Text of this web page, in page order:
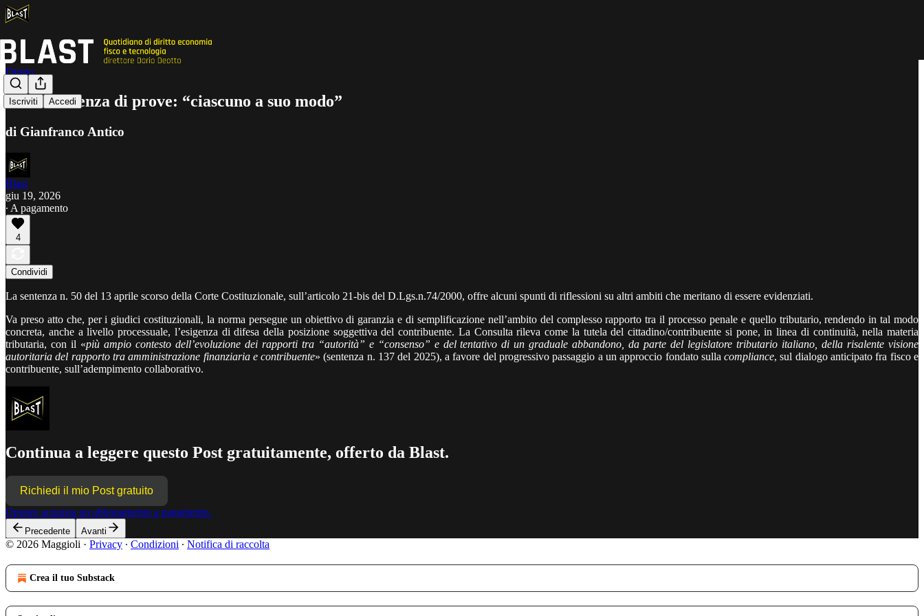
Iscriviti Accedi
Diritto
L’insufficienza di prove: “ciascuno a suo modo”
di Gianfranco Antico
Blast
giu 19, 2026
∙ A pagamento
4
Condividi
La sentenza n. 50 del 13 aprile scorso della Corte Costituzionale, sull’articolo 21-bis del D.Lgs.n.74/2000, offre alcuni spunti di riflessioni su altri ambiti che meritano di essere evidenziati.
Va preso atto che, per i giudici costituzionali, la norma persegue un obiettivo di garanzia e di semplificazione nell’ambito del complesso rapporto tra il processo penale e quello tributario, rendendo in tal modo
concreta, anche a livello processuale, l’esigenza di difesa della posizione soggettiva del contribuente. La Consulta rileva come la tutela del cittadino/contribuente si pone, in linea di continuità, nella materia
tributaria, con il «più ampio contesto dell’evoluzione dei rapporti tra “autorità” e “consenso” e del tentativo di un graduale abbandono, da parte del legislatore tributario italiano, della risalente visione
autoritaria del rapporto tra amministrazione finanziaria e contribuente» (sentenza n. 137 del 2025), a favore del progressivo passaggio a un approccio fondato sullacompliance, sul dialogo anticipato fra fisco e
contribuente, sull’adempimento collaborativo.
Continua a leggere questo Post gratuitamente, offerto da Blast.
Richiedi il mio Post gratuito
Oppure acquista un abbonamento a pagamento.
Precedente Avanti
© 2026 Maggioli · Privacy ∙ Condizioni ∙ Notifica di raccolta
Crea il tuo Substack